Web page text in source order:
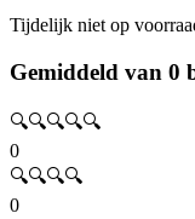
Tijdelijk niet op
Gemiddeld van 0
🔍🔍🔍🔍🔍
0
🔍🔍🔍🔍
0